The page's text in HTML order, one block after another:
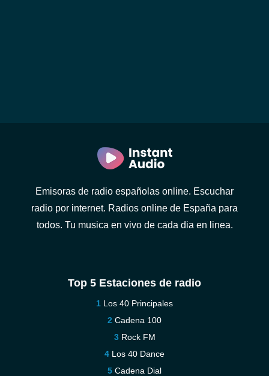
Emisoras de radio españolas online. Escuchar
radio por internet. Radios online de España para
todos. Tu musica en vivo de cada dia en linea.
Top 5 Estaciones de radio
Los 40 Principales
Cadena 100
Rock FM
Los 40 Dance
Cadena Dial